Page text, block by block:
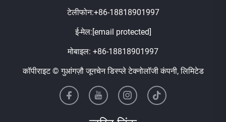
टेलीफोन:+86-18818901997
ई-मेल:[email protected]
मोबाइल: +86-18818901997
कॉपीराइट © गुआंगज़ौ जूनचेन डिस्प्ले टेक्नोलॉजी कंपनी, लिमिटेड